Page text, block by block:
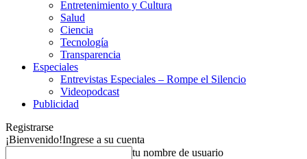
Entretenimiento y Cultura
Salud
Ciencia
Tecnología
Transparencia
Especiales
Entrevistas Especiales – Rompe el Silencio
Videopodcast
Publicidad
Registrarse
¡Bienvenido!Ingrese a su cuenta
tu nombre de usuario